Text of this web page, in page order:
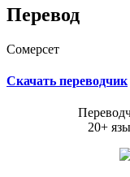
Перевод
Сомерсет
Скачать переводчик
20+